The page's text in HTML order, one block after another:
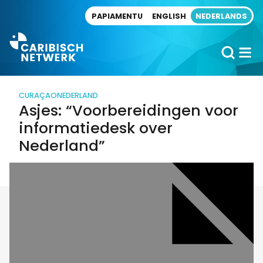
PAPIAMENTU ENGLISH NEDERLANDS
CURAÇAONEDERLAND
Asjes: “Voorbereidingen voor
informatiedesk over
Nederland”